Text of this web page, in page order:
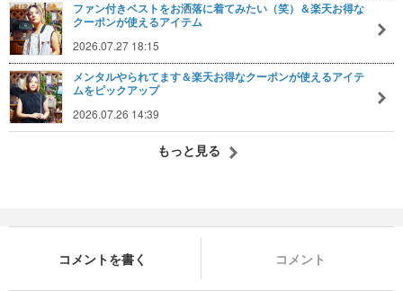
ファン付きベストをお洒落に着てみたい（笑）＆楽天お得な
クーポンが使えるアイテム
2026.07.27 18:15
メンタルやられてます＆楽天お得なクーポンが使えるアイテ
ムをピックアップ
2026.07.26 14:39
もっと見る
コメントを書く コメント